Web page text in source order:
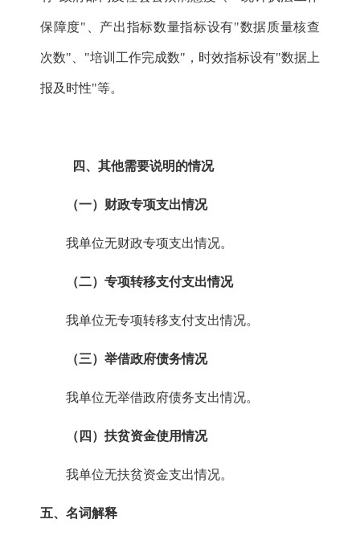
保障度"、产出指标数量指标设有"数据质量核查
次数"、 "培训工作完成数"，时效指标设有"数据上
报及时性"等。
四、其他需要说明的情况
（一）财政专项支出情况
我单位无财政专项支出情况。
（二）专项转移支付支出情况
我单位无专项转移支付支出情况。
（三）举借政府债务情况
我单位无举借政府债务支出情况。
（四）扶贫资金使用情况
我单位无扶贫资金支出情况。
五、 名词解释